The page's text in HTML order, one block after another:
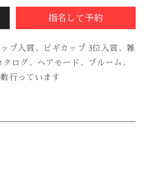
指名して予約
プ入賞、ビギカップ 3位入賞、雑
ログ、ヘアモード、ブルーム、
行っています